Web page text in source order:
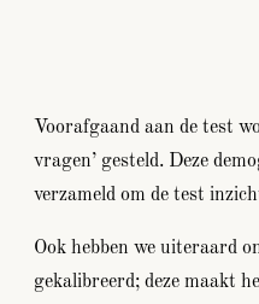
Voorafgaand aan de test
vragen’ gesteld. Deze
verzameld om de test
Ook hebben we uiteraard
gekalibreerd; deze maakt